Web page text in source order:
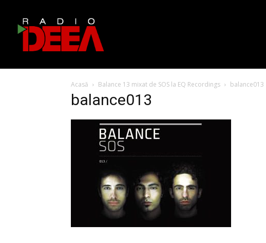
Acasă Balance 13 mixat de SOS la EQ Recordings balance013
balance013